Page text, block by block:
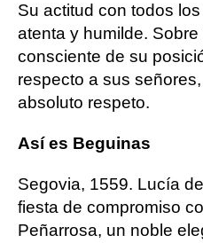
Su actitud con todos
atenta y humilde.
consciente de su
respecto a sus
absoluto respeto.
Así es Beguinas
Segovia, 1559. Lucía
fiesta de compromiso
Peñarrosa, un noble